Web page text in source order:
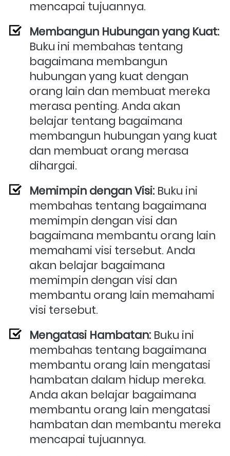
mencapai tujuannya.
Membangun Hubungan yang Kuat:
Buku ini membahas tentang
bagaimana membangun
hubungan yang kuat dengan
orang lain dan membuat mereka
merasa penting. Anda akan
belajar tentang bagaimana
membangun hubungan yang kuat
dan membuat orang merasa
dihargai.
Memimpin dengan Visi: Buku ini
membahas tentang bagaimana
memimpin dengan visi dan
bagaimana membantu orang lain
memahami visi tersebut. Anda
akan belajar bagaimana
memimpin dengan visi dan
membantu orang lain memahami
visi tersebut.
Mengatasi Hambatan: Buku ini
membahas tentang bagaimana
membantu orang lain mengatasi
hambatan dalam hidup mereka.
Anda akan belajar bagaimana
membantu orang lain mengatasi
hambatan dan membantu mereka
mencapai tujuannya.